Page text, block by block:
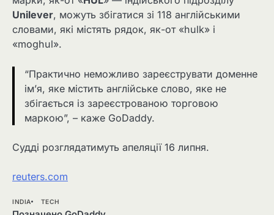
Unilever, можуть збігатися зі 118 англійськими
словами, які містять рядок, як-от «hulk» і
«moghul».
“Практично неможливо зареєструвати доменне
ім’я, яке містить англійське слово, яке не
збігається із зареєстрованою торговою
маркою”, – каже GoDaddy.
Судді розглядатимуть апеляції 16 липня.
reuters.com
INDIA TECH